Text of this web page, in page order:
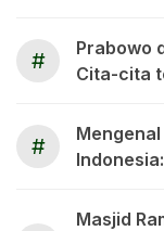
#
Prabowo
Cita-cita
#
Masjid